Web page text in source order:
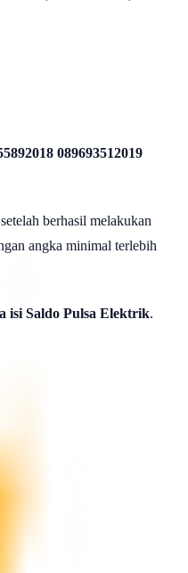
089693512019
berhasil melakukan
angka minimal terlebih
isi Saldo Pulsa Elektrik.